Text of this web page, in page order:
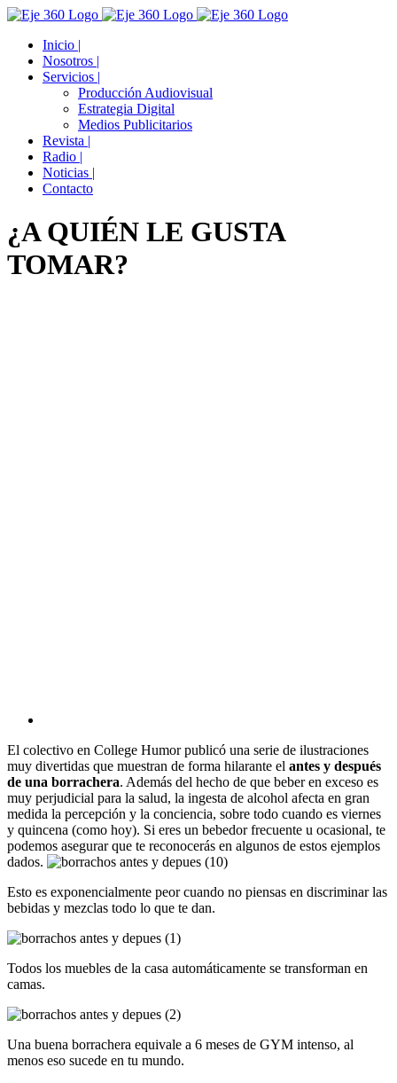
Skip
content
Facebook
Twitter
YouTube
Instagram
Inicio |
Nosotros |
Servicios |
Producción Audiovisual
Estrategia Digital
Medios Publicitarios
Revista |
Radio |
Noticias |
Contacto
¿A QUIÉN LE GUSTA
TOMAR?
Image
El colectivo en College Humor publicó una serie de ilustraciones
muy divertidas que muestran de forma hilarante el antes y después
de una borrachera. Además del hecho de que beber en exceso es
muy perjudicial para la salud, la ingesta de alcohol afecta en gran
medida la percepción y la conciencia, sobre todo cuando es viernes
y quincena (como hoy). Si eres un bebedor frecuente u ocasional, te
podemos asegurar que te reconocerás en algunos de estos ejemplos
dados.
Esto es exponencialmente peor cuando no piensas en discriminar las
bebidas y mezclas todo lo que te dan.
Todos los muebles de la casa automáticamente se transforman en
camas.
Una buena borrachera equivale a 6 meses de GYM intenso, al
menos eso sucede en tu mundo.